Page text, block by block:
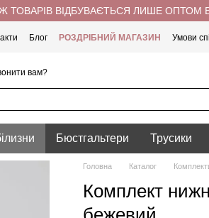
ТОВАРІВ ВІДБУВАЄТЬСЯ ЛИШЕ ОПТОМ
Блог РОЗДРІБНИЙ МАГАЗИН Умови
вам?
Бюстгальтери Трусики
Головна Каталог
Комплект